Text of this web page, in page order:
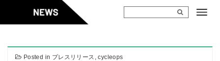
content
Posted in プレスリリース ,cycleops